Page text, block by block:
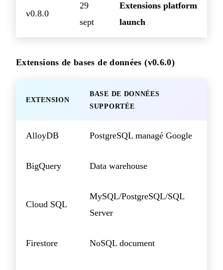
v0.8.0
29
sept
Extensions platform
launch
Extensions de bases de données (v0.6.0)
EXTENSION
BASE DE DONNÉES
SUPPORTÉE
AlloyDB PostgreSQL managé Google
BigQuery Data warehouse
Cloud SQL
MySQL/PostgreSQL/SQL
Server
Firestore NoSQL document